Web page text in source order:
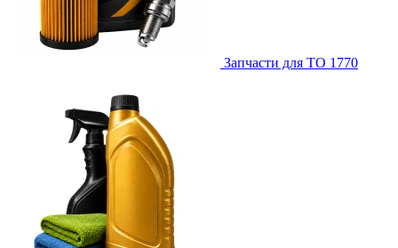
Запчасти для ТО 1770